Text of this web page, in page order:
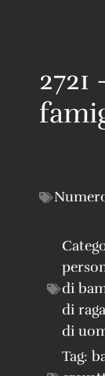
di
di
di
Tag: